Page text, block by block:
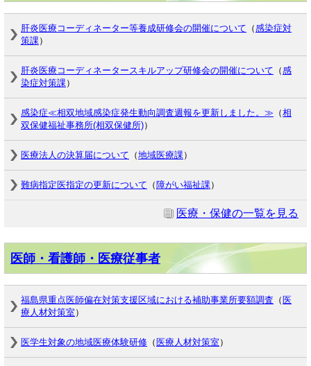
肝炎医療コーディネーター等養成研修会の開催について （感染症対
策課）
肝炎医療コーディネータースキルアップ研修会の開催について （感
染症対策課）
感染症≪相双地域感染症発生動向調査週報を更新しました。≫ （相
双保健福祉事務所(相双保健所)）
医療法人の決算届について （地域医療課）
難病指定医指定の更新について （ 障がい福祉課）
医療・保健の一覧を見る
医師・看護師・医療従事者
福島県重点医師偏在対策支援区域における補助事業所要額調査 （ 医
療人材対策室 ）
医学生対象の地域医療体験研修 （ 医療人材対策室 ）